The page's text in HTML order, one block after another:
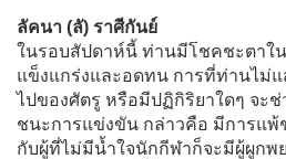
ลัคนา (ลั) ราศีกันย์
ในรอบสัปดาห์นี้ ท่านมีโชคชะตาใ
แข็งแกร่งและอดทน การที่ท่านไม่แ
ไปของศัตรู หรือมีปฏิกิริยาใดๆ จะ
ชนะการแข่งขัน กล่าวคือ มีการแพ้
กับผู้ที่ไม่มีน้ำใจนักกีฬาก็จะมีผู้ผูกพ